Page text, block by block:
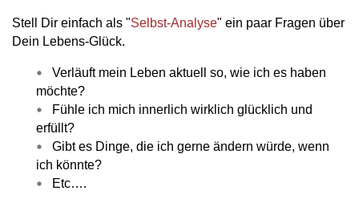
Stell Dir einfach als "Selbst-Analyse" ein paar Fragen über
Dein Lebens-Glück.
Verläuft mein Leben aktuell so, wie ich es haben
möchte?
Fühle ich mich innerlich wirklich glücklich und
erfüllt?
Gibt es Dinge, die ich gerne ändern würde, wenn
ich könnte?
Etc….